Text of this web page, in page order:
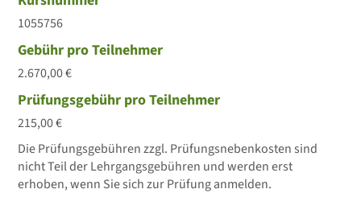
1055756
Gebühr pro Teilnehmer
2.670,00 €
Prüfungsgebühr pro Teilnehmer
215,00 €
Die Prüfungsgebühren zzgl. Prüfungsnebenkosten sind
nicht Teil der Lehrgangsgebühren und werden erst
erhoben, wenn Sie sich zur Prüfung anmelden.